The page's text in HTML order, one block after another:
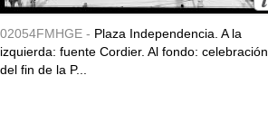
02054FMHGE - Plaza Independencia. A la
izquierda: fuente Cordier. Al fondo: celebración
del fin de la P...